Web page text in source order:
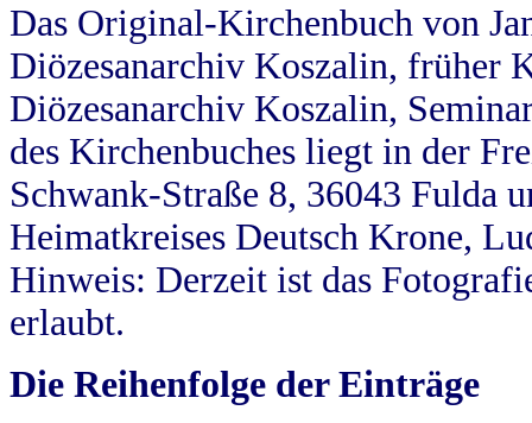
Das Original-Kirchenbuch von
Diözesanarchiv Koszalin, früher
Diözesanarchiv Koszalin,
des Kirchenbuches liegt in der
Schwank-Straße 8, 36043 Fulda
Heimatkreises Deutsch Krone,
Hinweis: Derzeit ist das
erlaubt.
Die Reihenfolge der Einträge